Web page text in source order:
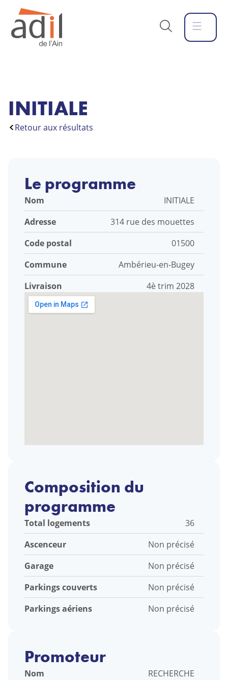
INITIALE
Retour aux résultats
Le programme
Nom INITIALE
Adresse 314 rue des mouettes
Code postal 01500
Commune Ambérieu-en-Bugey
Livraison 4è trim 2028
Composition du
programme
Total logements 36
Ascenceur Non précisé
Garage Non précisé
Parkings couverts Non précisé
Parkings aériens Non précisé
Promoteur
Nom
RECHERCHE